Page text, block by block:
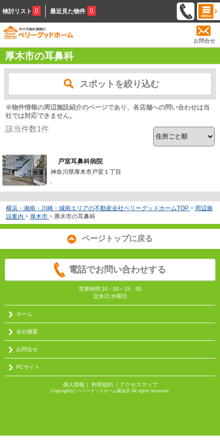
検討リスト 0 最近見た物件 0
お問合せ
厚木市の耳鼻科
スポットを絞り込む
※物件情報の周辺施設紹介のページであり、各店舗への問い合わせは当
社では対応できません。
該当件数1件
戸室耳鼻科病院
神奈川県厚木市戸室１丁目
-
横浜・湘南・川崎・城南エリアの不動産会社ベリーグッドホームTOP > 周辺施
設案内 > 厚木市 > 厚木市の耳鼻科
ページトップに戻る
電話でお問い合わせする
営業時間:10：00～19：00
定休日:水曜日
ホーム
会社概要
お問合せ
PCサイト
個人情報 ｜ 利用規約｜ アクセスマップ
Copyright(c) ベリーグッドホーム横浜店 All rights reserved.